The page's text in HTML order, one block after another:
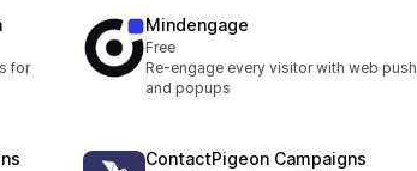
for
Mindengage
Free
Re-engage every visitor with web push
and popups
ContactPigeon Campaigns